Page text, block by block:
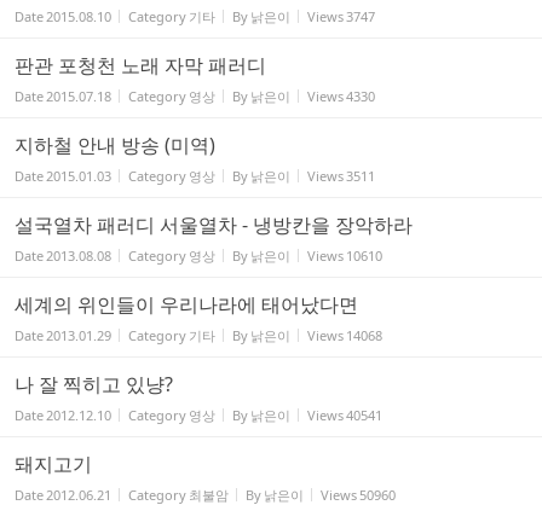
Date2015.08.10 Category 기타 By 낡은이 Views3747
판관 포청천 노래 자막 패러디
Date2015.07.18 Category 영상 By 낡은이 Views4330
지하철 안내 방송 (미역)
Date2015.01.03 Category 영상 By 낡은이 Views3511
설국열차 패러디 서울열차 - 냉방칸을 장악하라
Date2013.08.08 Category 영상 By 낡은이 Views 10610
세계의 위인들이 우리나라에 태어났다면
Date2013.01.29 Category 기타 By 낡은이 Views 14068
나 잘 찍히고 있냥?
Date2012.12.10 Category 영상 By 낡은이 Views40541
돼지고기
Date2012.06.21 Category 최불암 By 낡은이 Views 50960